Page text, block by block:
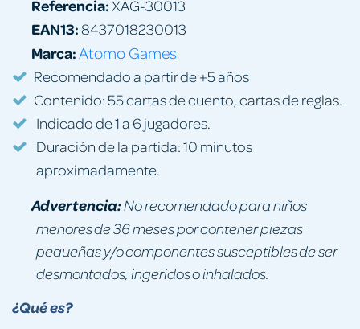
¿Qué es?
Referencia:XAG-30013
EAN13:8437018230013
Marca: Atomo Games
Recomendado a partir de +5 años
Contenido: 55 cartas de cuento, cartas de reglas.
Indicado de 1 a 6 jugadores.
Duración de la partida: 10 minutos
aproximadamente.
Advertencia:No recomendado para niños
menores de 36 meses por contener piezas
pequeñas y/o componentes susceptibles de ser
desmontados, ingeridos o inhalados.